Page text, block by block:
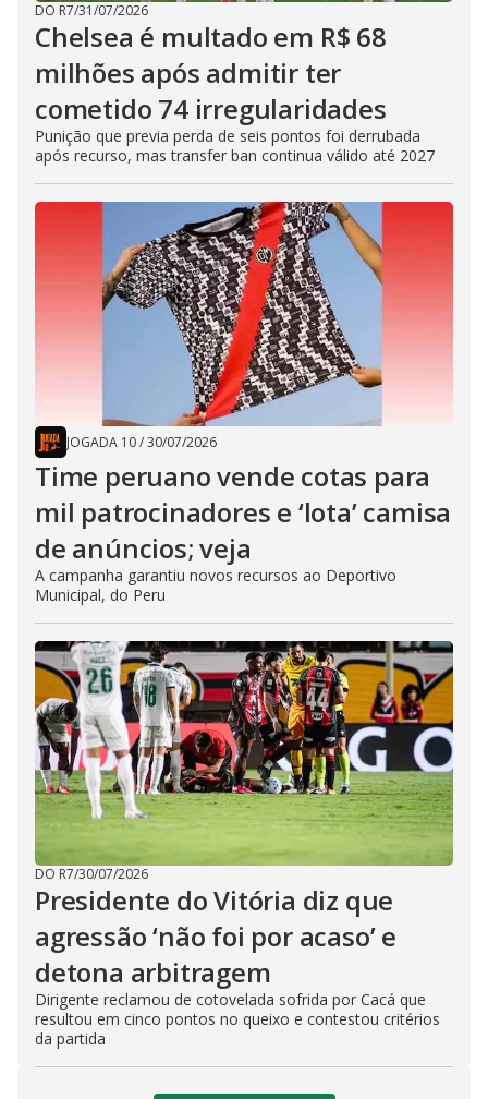
DO R7/31/07/2026
Chelsea é multado em R$ 68
milhões após admitir ter
cometido 74 irregularidades
Punição que previa perda de seis pontos foi derrubada
após recurso, mas transfer ban continua válido até 2027
JOGADA 10/30/07/2026
Time peruano vende cotas para
mil patrocinadores e ‘lota’ camisa
de anúncios; veja
A campanha garantiu novos recursos ao Deportivo
Municipal, do Peru
DO R7/30/07/2026
Presidente do Vitória diz que
agressão ‘não foi por acaso’ e
detona arbitragem
Dirigente reclamou de cotovelada sofrida por Cacá que
resultou em cinco pontos no queixo e contestou critérios
da partida